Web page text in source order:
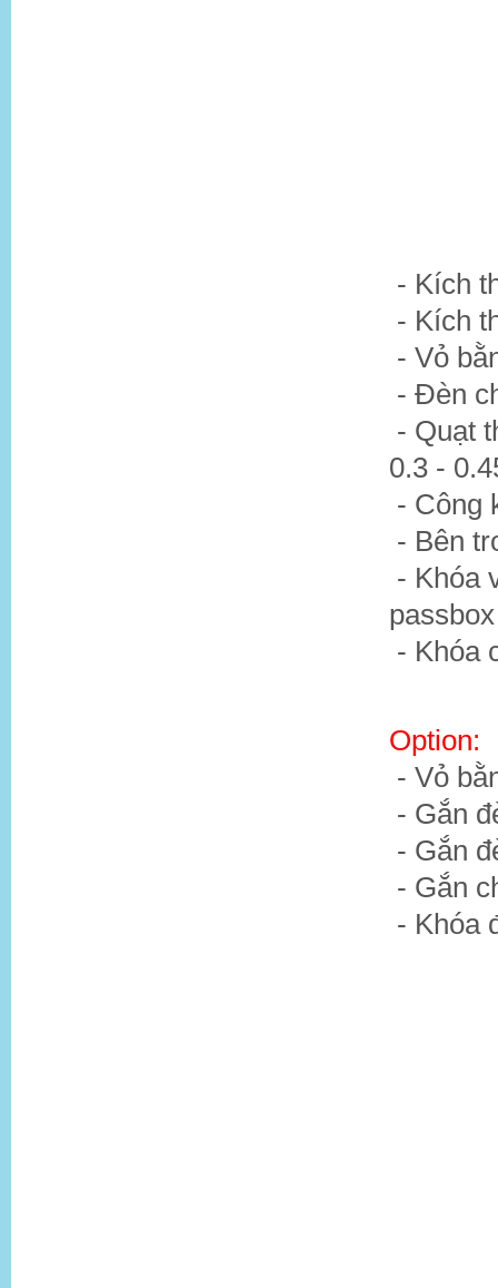
- Kích
- Kích
- Vỏ
- Đèn
- Quạt
0.3 -
- Công
- Bên
- Khóa
passbox
- Khóa
Option:
- Vỏ
- Gắn
- Gắn
- Gắn
- Khóa